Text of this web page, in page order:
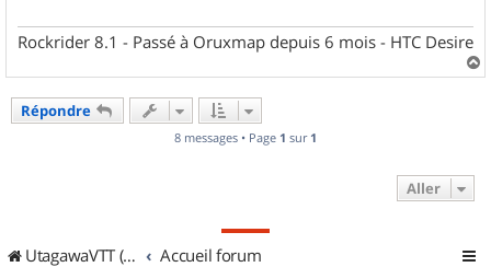
Rockrider 8.1 - Passé à Oruxmap depuis 6 mois - HTC Desire
a
Répondre
8 messages • Page 1 sur 1
Aller
UtagawaVTT (Randos VTT et VTTAE avec traces GPS) Accueil forum